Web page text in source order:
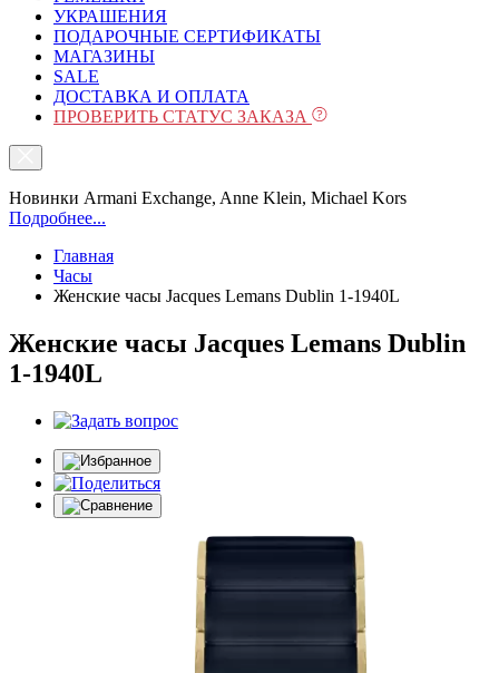
УКРАШЕНИЯ
ПОДАРОЧНЫЕ СЕРТИФИКАТЫ
МАГАЗИНЫ
SALE
ДОСТАВКА И ОПЛАТА
ПРОВЕРИТЬ СТАТУС ЗАКАЗА
Новинки Armani Exchange, Anne Klein, Michael Kors
Подробнее...
Главная
Часы
Женские часы Jacques Lemans Dublin 1-1940L
Женские часы Jacques Lemans Dublin
1-1940L